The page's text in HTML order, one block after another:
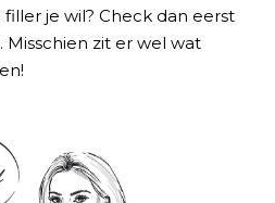
je wil? Check dan eerst
Misschien zit er wel wat